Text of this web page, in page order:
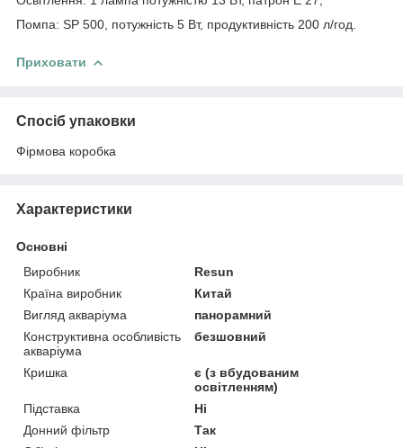
Помпа: SP 500, потужність 5 Вт, продуктивність 200 л/год.
Приховати
Спосіб упаковки
Фірмова коробка
Характеристики
Основні
Виробник
Resun
Країна виробник
Китай
Вигляд акваріума
панорамний
Конструктивна особливість
акваріума
безшовний
Кришка
є (з вбудованим
освітленням)
Підставка
Ні
Донний фільтр
Так